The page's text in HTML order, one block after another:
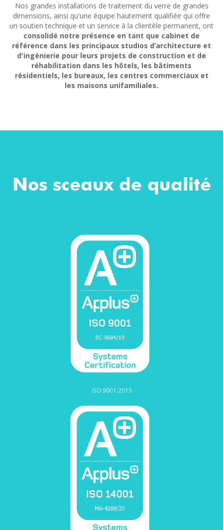
Nos grandes installations de traitement du verre de grandes
dimensions, ainsi qu'une équipe hautement qualifiée qui offre
un soutien technique et un service à la clientèle permanent, ont
consolidé notre présence en tant que cabinet de
référence dans les principaux studios d’architecture et
d'ingénierie pour leurs projets de construction et de
réhabilitation dans les hôtels, les bâtiments
résidentiels, les bureaux, les centres commerciaux et
les maisons unifamiliales.
Nos sceaux de qualité
ISO 9001:2015